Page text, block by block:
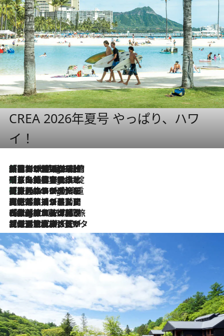
CREA 2026年夏号 やっぱり、ハワ
イ！
9 Hours Ago
「荷物が増えるほど旅ストレスは増す」美容ジャーナリストがたどり着いた最終結論。“化粧品を劇的に減らす”感動の凝縮美容とは
9 Hours Ago
「旅先には金髪ウィッグを持参」日本と同じメイクでは損してる!? 美容ジャーナリストが提案する“掟破りの旅美容”とは
9 Hours Ago
【厳選旅コスメ】「身軽さ＆UV対策重視！」ヘアアーティストshucoが選んだ夏旅ベストコスメを発表【Mサイズジップ】
2026.8.5
【厳選旅コスメ】国内をあちこち移動する河井菜摘が選んだ夏旅ベストコスメ発表！「リラックスアイテムはマスト」【Mサイズジップ】
2026.8.4
【厳選旅コスメ】「紫外線＆乾燥対策しながらメイク感も！」ヘア＆メイクGeorgeが選んだ夏旅ベストコスメを発表！【Mサイズジップ】
2026.8.3
【厳選旅コスメ】「保湿もタイパ重視！」“サウナ好き”タレント清水みさとが愛用する夏旅ベストコスメを発表！【Mサイズジップ】